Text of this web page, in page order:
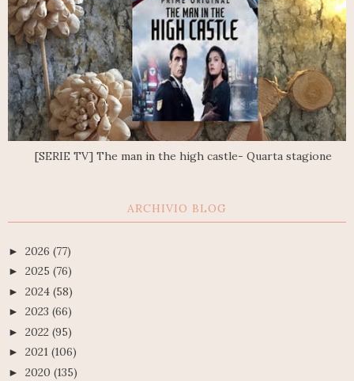
[SERIE TV] The man in the high castle- Quarta stagione
ARCHIVIO BLOG
► 2026 (77)
► 2025 (76)
► 2024 (58)
► 2023 (66)
► 2022 (95)
► 2021 (106)
► 2020 (135)